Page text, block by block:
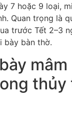
7 hoặc 9 loại,
Quan trọng là
trước Tết 2–3
bày bàn thờ.
thủy